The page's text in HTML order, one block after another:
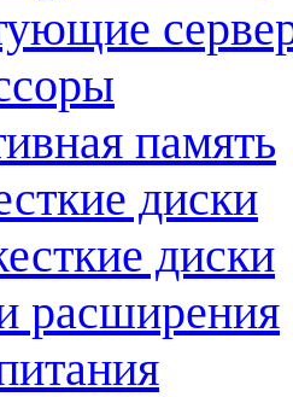
память
диски
диски
расширения